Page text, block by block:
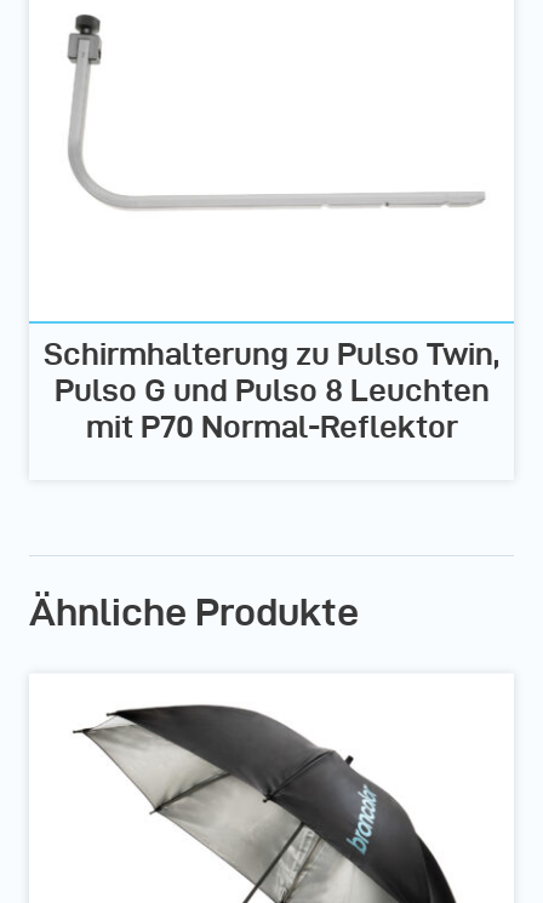
Schirmhalterung zu Pulso Twin,
Pulso G und Pulso 8 Leuchten
mit P70 Normal-Reflektor
Ähnliche Produkte